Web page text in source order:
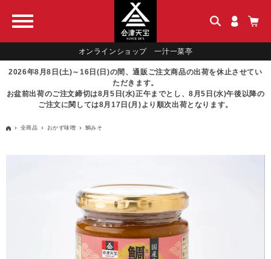
オンラインショップ 一汁一菜亭
2026年8月8日(土)～16日(日)の間、通販ご注文商品の出荷を休止させてい
ただきます。
お盆前出荷のご注文締切は8月5日(水)正午までとし、8月5日(水)午後以降の
ご注文に関しては8月17日(月)より順次出荷となります。
全商品 おかず味噌 鯛みそ